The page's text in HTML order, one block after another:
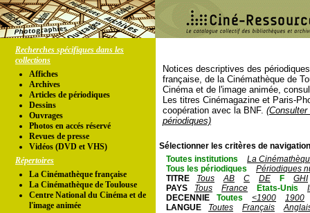
Recherches spécifiques dans les
collections
Affiches
Archives
Articles de périodiques
Dessins
Ouvrages
Photos en accés réservé
Revues de presse
Vidéos (DVD et VHS)
Répertoires
La Cinémathèque française
La Cinémathèque de Toulouse
Centre National du Cinéma et de
l'image animée
Notices descriptives des
française, de la Cinémathèque de
Cinéma et de l'image animée,
Les titres Cinémagazine et Paris-
coopération avec la BNF.
périodiques)
Sélectionner les critères de
Toutes institutions
La
Tous les périodiques
Périodiques
TITRE
Tous AB C DE F
GHI
PAYS
Tous France Etats-Unis
DECENNIE
Toutes <1900
1900
LANGUE
Toutes Français